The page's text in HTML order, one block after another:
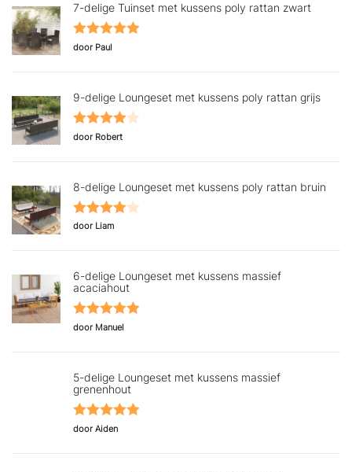
7-delige Tuinset met kussens poly rattan zwart
Gewaardeerd
door Paul
9-delige Loungeset met kussens poly rattan grijs
Gewaardeerd
door Robert
8-delige Loungeset met kussens poly rattan bruin
Gewaardeerd
door Liam
6-delige Loungeset met kussens massief
acaciahout
Gewaardeerd
door Manuel
5-delige Loungeset met kussens massief
grenenhout
Gewaardeerd
door Aiden